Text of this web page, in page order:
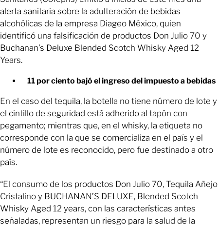
alerta sanitaria sobre la adulteración de bebidas
alcohólicas de la empresa Diageo México, quien
identificó una falsificación de productos Don Julio 70 y
Buchanan’s Deluxe Blended Scotch Whisky Aged 12
Years.
11 por ciento bajó el ingreso del impuesto a bebidas
En el caso del tequila, la botella no tiene número de lote y
el cintillo de seguridad está adherido al tapón con
pegamento; mientras que, en el whisky, la etiqueta no
corresponde con la que se comercializa en el país y el
número de lote es reconocido, pero fue destinado a otro
país.
“El consumo de los productos Don Julio 70, Tequila Añejo
Cristalino y BUCHANAN’S DELUXE, Blended Scotch
Whisky Aged 12 years, con las características antes
señaladas, representan un riesgo para la salud de la